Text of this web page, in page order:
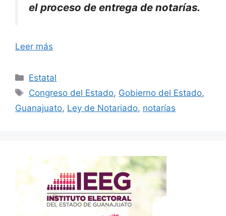
el proceso de entrega de notarías.
Leer más
Categorías
Estatal
Etiquetas
Congreso del Estado, Gobierno del Estado,
Guanajuato, Ley de Notariado, notarías